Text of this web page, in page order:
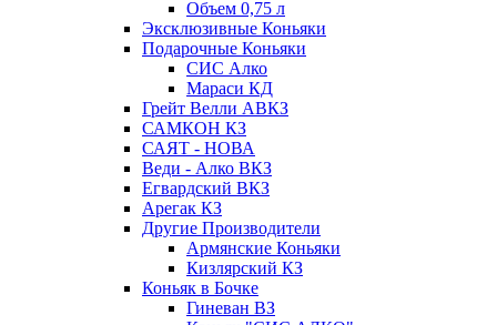
Объем 0,75 л
Эксклюзивные Коньяки
Подарочные Коньяки
СИС Алко
Мараси КД
Грейт Велли АВКЗ
САМКОН КЗ
САЯТ - НОВА
Веди - Алко ВКЗ
Егвардский ВКЗ
Арегак КЗ
Другие Производители
Армянские Коньяки
Кизлярский КЗ
Коньяк в Бочке
Гиневан ВЗ